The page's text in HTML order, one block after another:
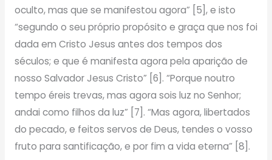
oculto, mas que se manifestou agora” [5], e isto
“segundo o seu próprio propósito e graça que nos foi
dada em Cristo Jesus antes dos tempos dos
séculos; e que é manifesta agora pela aparição de
nosso Salvador Jesus Cristo” [6]. “Porque noutro
tempo éreis trevas, mas agora sois luz no Senhor;
andai como filhos da luz” [7]. “Mas agora, libertados
do pecado, e feitos servos de Deus, tendes o vosso
fruto para santificação, e por fim a vida eterna” [8].